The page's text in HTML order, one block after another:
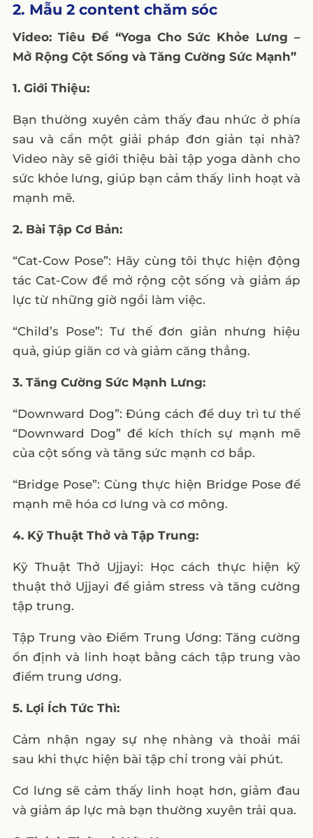
2. Mẫu 2 content chăm sóc
Video: Tiêu Đề “Yoga Cho Sức Khỏe Lưng –
Mở Rộng Cột Sống và Tăng Cường Sức Mạnh”
1. Giới Thiệu:
Bạn thường xuyên cảm thấy đau nhức ở phía
sau và cần một giải pháp đơn giản tại nhà?
Video này sẽ giới thiệu bài tập yoga dành cho
sức khỏe lưng, giúp bạn cảm thấy linh hoạt và
mạnh mẽ.
2. Bài Tập Cơ Bản:
“Cat-Cow Pose”: Hãy cùng tôi thực hiện động
tác Cat-Cow để mở rộng cột sống và giảm áp
lực từ những giờ ngồi làm việc.
“Child’s Pose”: Tư thế đơn giản nhưng hiệu
quả, giúp giãn cơ và giảm căng thẳng.
3. Tăng Cường Sức Mạnh Lưng:
“Downward Dog”: Đúng cách để duy trì tư thế
“Downward Dog” để kích thích sự mạnh mẽ
của cột sống và tăng sức mạnh cơ bắp.
“Bridge Pose”: Cùng thực hiện Bridge Pose để
mạnh mẽ hóa cơ lưng và cơ mông.
4. Kỹ Thuật Thở và Tập Trung:
Kỹ Thuật Thở Ujjayi: Học cách thực hiện kỹ
thuật thở Ujjayi để giảm stress và tăng cường
tập trung.
Tập Trung vào Điểm Trung Ương: Tăng cường
ổn định và linh hoạt bằng cách tập trung vào
điểm trung ương.
5. Lợi Ích Tức Thì:
Cảm nhận ngay sự nhẹ nhàng và thoải mái
sau khi thực hiện bài tập chỉ trong vài phút.
Cơ lưng sẽ cảm thấy linh hoạt hơn, giảm đau
và giảm áp lực mà bạn thường xuyên trải qua.